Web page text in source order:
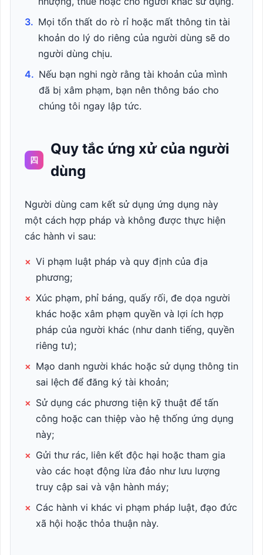
3. Mọi tổn thất do rò rỉ hoặc mất thông tin tài
khoản do lý do riêng của người dùng sẽ do
người dùng chịu.
4. Nếu bạn nghi ngờ rằng tài khoản của mình
đã bị xâm phạm, bạn nên thông báo cho
chúng tôi ngay lập tức.
四
Quy tắc ứng xử của người
dùng
Người dùng cam kết sử dụng ứng dụng này
một cách hợp pháp và không được thực hiện
các hành vi sau:
× Vi phạm luật pháp và quy định của địa
phương;
× Xúc phạm, phỉ báng, quấy rối, đe dọa người
khác hoặc xâm phạm quyền và lợi ích hợp
pháp của người khác (như danh tiếng, quyền
riêng tư);
× Mạo danh người khác hoặc sử dụng thông tin
sai lệch để đăng ký tài khoản;
× Sử dụng các phương tiện kỹ thuật để tấn
công hoặc can thiệp vào hệ thống ứng dụng
này;
× Gửi thư rác, liên kết độc hại hoặc tham gia
vào các hoạt động lừa đảo như lưu lượng
truy cập sai và vận hành máy;
× Các hành vi khác vi phạm pháp luật, đạo đức
xã hội hoặc thỏa thuận này.